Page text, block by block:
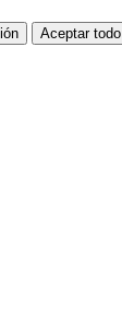
Aceptar todo